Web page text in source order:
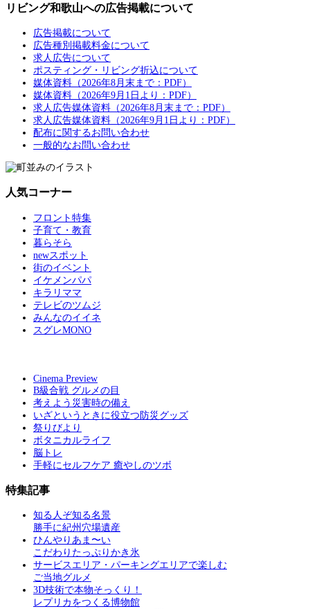
リビング和歌山への広告掲載について
広告掲載について
広告種別掲載料金について
求人広告について
ポスティング・リビング折込について
媒体資料（2026年8月末まで：PDF）
媒体資料（2026年9月1日より：PDF）
求人広告媒体資料（2026年8月末まで：PDF）
求人広告媒体資料（2026年9月1日より：PDF）
配布に関するお問い合わせ
一般的なお問い合わせ
人気コーナー
フロント特集
子育て・教育
暮らそら
newスポット
街のイベント
イケメンパパ
キラリママ
テレビのツムジ
みんなのイイネ
スグレMONO
Cinema Preview
B級合戦 グルメの目
考えよう災害時の備え
いざというときに役立つ防災グッズ
祭りびより
ボタニカルライフ
脳トレ
手軽にセルフケア 癒やしのツボ
特集記事
知る人ぞ知る名景
勝手に紀州穴場遺産
ひんやりあま〜い
こだわりたっぷりかき氷
サービスエリア・パーキングエリアで楽しむ
ご当地グルメ
3D技術で本物そっくり！
レプリカをつくる博物館